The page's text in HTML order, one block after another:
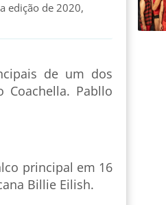
edição de 2020,
de um dos
Pabllo
principal em 16
Billie Eilish.